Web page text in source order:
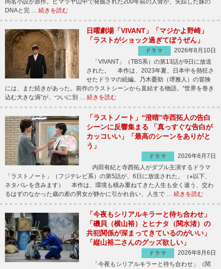
同名小説が原作。ヒマラヤ山中で発掘された200年前の人骨が、失踪した妹の
DNAと完 … 続きを読む
日曜劇場「VIVANT」「マジかよ野崎」
「ラストがショック過ぎてぼうぜん」
ドラマ
2026年8月10日
「VIVANT」（TBS系）の第13話が9日に放送
された。 本作は、2023年夏、日本中を熱狂さ
せたドラマの続編。乃木憂助（堺雅人）の冒険
には、まだ続きがあった。前作のラストシーンから直結する物語。“世界を巻き
込む大きな渦”が、ついに別 … 続きを読む
「ラストノート」“澄晴”寺西拓人の告白
シーンに反響集まる 「真っすぐな告白が
カッコいい」「最高のシーンをありがと
う」
ドラマ
2026年8月7日
内田有紀と寺西拓人がダブル主演するドラマ
「ラストノート」（フジテレビ系）の第5話が、6日に放送された。（※以下、
ネタバレを含みます） 本作は、環境も積み重ねてきた人生も全く違う、交わ
るはずのなかった歳の差の男女が静かに引かれ合い、人生で … 続きを読む
「今夜もシリアルキラーと待ち合わせ」
「磯貝（横山裕）とヒナタ（関水渚）の
共犯関係が深まってきているのがいい」
「縦山裕二さんのグッズ欲しい」
ドラマ
2026年8月6日
「今夜もシリアルキラーと待ち合わせ」（関